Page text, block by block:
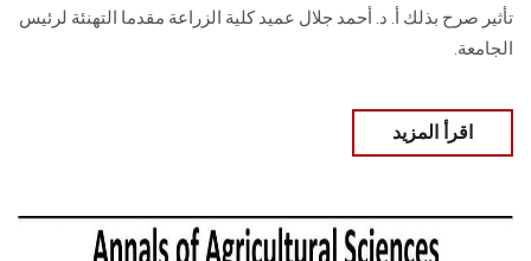
تأثير صرح بذلك أ. د. أحمد جلال عميد كلية الزراعة مقدما التهنئة لرئيس
الجامعة.
اقرأ المزيد